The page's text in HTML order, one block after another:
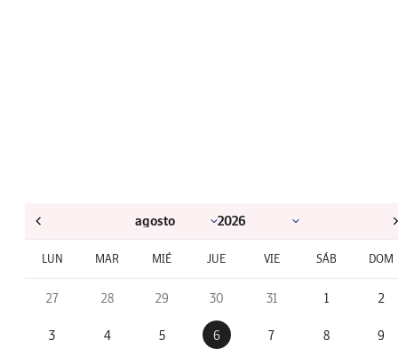
LUN MAR MIÉ JUE VIE SÁB DOM
27 28 29 30 31 1 2
3 4 5 6 7 8 9